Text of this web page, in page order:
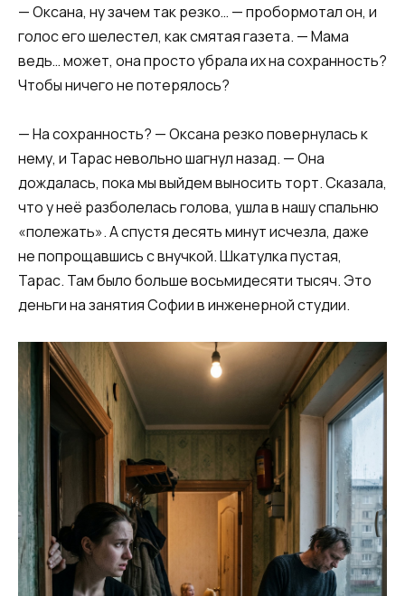
— Оксана, ну зачем так резко… — пробормотал он, и
голос его шелестел, как смятая газета. — Мама
ведь… может, она просто убрала их на сохранность?
Чтобы ничего не потерялось?
— На сохранность? — Оксана резко повернулась к
нему, и Тарас невольно шагнул назад. — Она
дождалась, пока мы выйдем выносить торт. Сказала,
что у неё разболелась голова, ушла в нашу спальню
«полежать». А спустя десять минут исчезла, даже
не попрощавшись с внучкой. Шкатулка пустая,
Тарас. Там было больше восьмидесяти тысяч. Это
деньги на занятия Софии в инженерной студии.